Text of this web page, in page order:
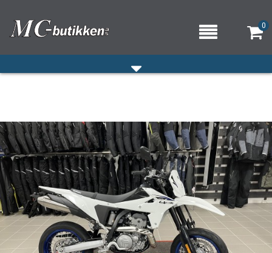
0
HJEM
VERKSTED
OM OSS/ÅPNINGSTIDER
KONTAKT OSS